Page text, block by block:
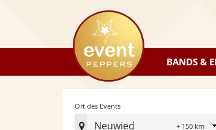
eventpeppers
BANDS &
Ort des Events
Neuwied
Radius